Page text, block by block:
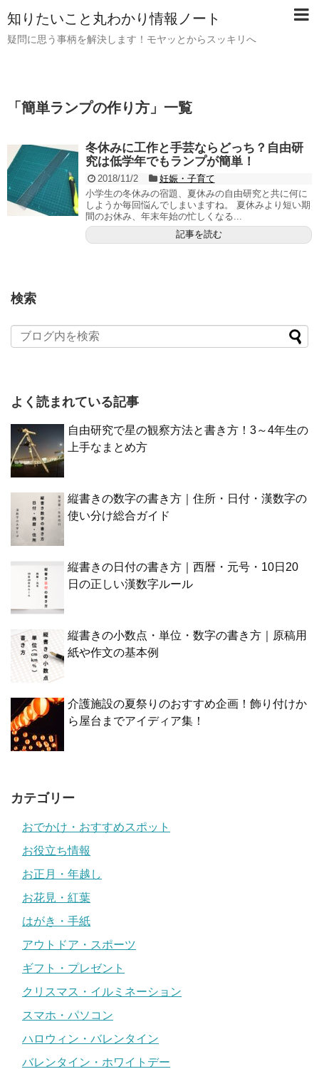
知りたいこと丸わかり情報ノート
疑問に思う事柄を解決します！モヤッとからスッキリへ
「 簡単ランプの作り方 」 一覧
冬休みに工作と手芸ならどっち？自由研
究は低学年でもランプが簡単！
2018/11/2
妊娠・子育て
小学生の冬休みの宿題、夏休みの自由研究と共に何に
しようか毎回悩んでしまいますね。 夏休みより短い期
間のお休み、年末年始の忙しくなる...
記事を読む
検索
よく読まれている記事
自由研究で星の観察方法と書き方！3～4年生の
上手なまとめ方
縦書きの数字の書き方｜住所・日付・漢数字の
使い分け総合ガイド
縦書きの日付の書き方｜西暦・元号・10日20
日の正しい漢数字ルール
縦書きの小数点・単位・数字の書き方｜原稿用
紙や作文の基本例
介護施設の夏祭りのおすすめ企画！飾り付けか
ら屋台までアイディア集！
カテゴリー
おでかけ・おすすめスポット
お役立ち情報
お正月・年越し
お花見・紅葉
はがき・手紙
アウトドア・スポーツ
ギフト・プレゼント
クリスマス・イルミネーション
スマホ・パソコン
ハロウィン・バレンタイン
バレンタイン・ホワイトデー